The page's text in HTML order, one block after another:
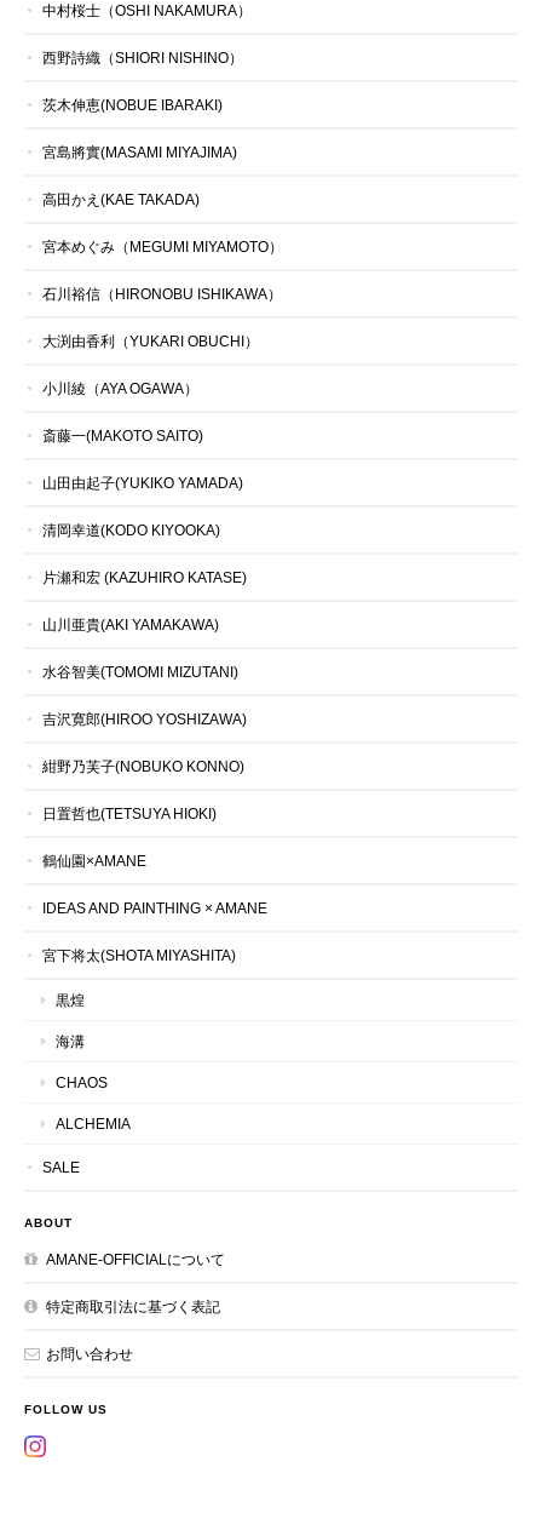
中村桜士（OSHI NAKAMURA）
西野詩織（SHIORI NISHINO）
茨木伸恵(NOBUE IBARAKI)
宮島將實(MASAMI MIYAJIMA)
高田かえ(KAE TAKADA)
宮本めぐみ（MEGUMI MIYAMOTO）
石川裕信（HIRONOBU ISHIKAWA）
大渕由香利（YUKARI OBUCHI）
小川綾（AYA OGAWA）
斎藤一(MAKOTO SAITO)
山田由起子(YUKIKO YAMADA)
清岡幸道(KODO KIYOOKA)
片瀬和宏 (KAZUHIRO KATASE)
山川亜貴(AKI YAMAKAWA)
水谷智美(TOMOMI MIZUTANI)
吉沢寛郎(HIROO YOSHIZAWA)
紺野乃芙子(NOBUKO KONNO)
日置哲也(TETSUYA HIOKI)
鶴仙園×AMANE
IDEAS AND PAINTHING × AMANE
宮下将太(SHOTA MIYASHITA)
黒煌
海溝
CHAOS
ALCHEMIA
SALE
ABOUT
AMANE-OFFICIALについて
特定商取引法に基づく表記
お問い合わせ
FOLLOW US